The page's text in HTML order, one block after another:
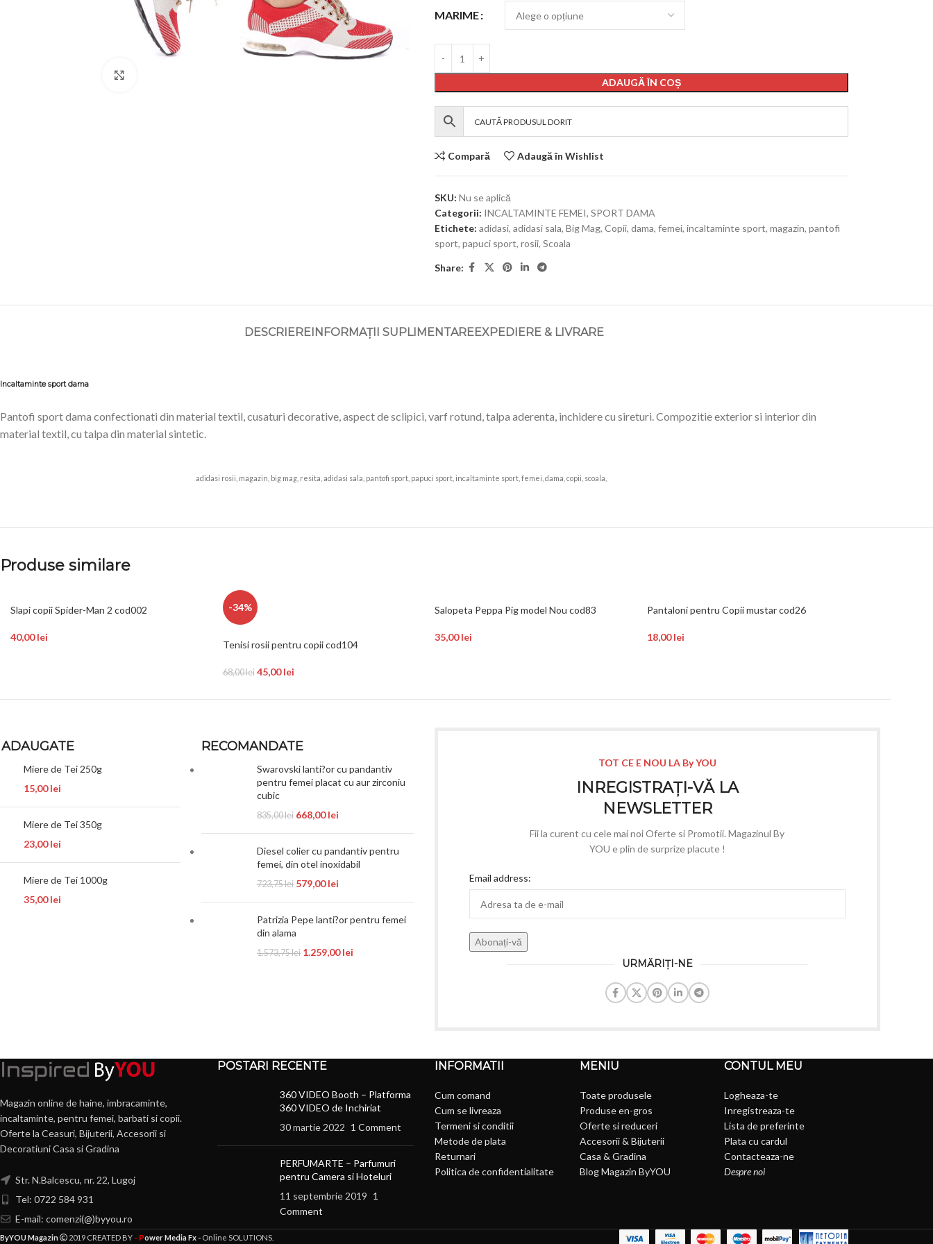
MARIME
ADAUGĂ ÎN COȘ
Compară Adaugă în Wishlist
SKU: Nu se aplică
Categorii: INCALTAMINTE FEMEI, SPORT DAMA
Etichete: adidasi, adidasi sala, Big Mag, Copii, dama, femei, incaltaminte sport, magazin, pantofi
sport, papuci sport, rosii, Scoala
Share:
DESCRIEREINFORMAȚII SUPLIMENTAREEXPEDIERE & LIVRARE
Incaltaminte sport dama
Pantofi sport dama confectionati din material textil, cusaturi decorative, aspect de sclipici, varf rotund, talpa aderenta, inchidere cu sireturi. Compozitie exterior si interior din
material textil, cu talpa din material sintetic.
adidasi rosii, magazin, big mag, resita, adidasi sala, pantofi sport, papuci sport, incaltaminte sport, femei, dama, copii, scoala,
Produse similare
Slapi copii Spider-Man 2 cod002
40,00lei
-34%
Tenisi rosii pentru copii cod104
68,00lei 45,00lei
Salopeta Peppa Pig model Nou cod83
35,00lei
Pantaloni pentru Copii mustar cod26
18,00lei
Miere de Tei 250g
15,00lei
Miere de Tei 350g
23,00lei
Miere de Tei 1000g
35,00lei
RECOMANDATE
Swarovski lanti?or cu pandantiv
pentru femei placat cu aur zirconiu
cubic
835,00lei 668,00lei
Diesel colier cu pandantiv pentru
femei, din otel inoxidabil
723,75lei 579,00lei
Patrizia Pepe lanti?or pentru femei
din alama
1.573,75lei 1.259,00lei
TOT CE E NOU LA By YOU
INREGISTRAȚI-VĂ LA
NEWSLETTER
Fii la curent cu cele mai noi Oferte si Promotii. Magazinul By
YOU e plin de surprize placute !
Email address:
URMĂRIȚI-NE
Magazin online de haine, imbracaminte,
incaltaminte, pentru femei, barbati si copii.
Oferte la Ceasuri, Bijuterii, Accesorii si
Decoratiuni Casa si Gradina
Str. N.Balcescu, nr. 22, Lugoj
Tel: 0722 584 931
E-mail: comenzi(@)byyou.ro
POSTARI RECENTE
360 VIDEO Booth – Platforma
360 VIDEO de Inchiriat
30 martie 2022 1 Comment
PERFUMARTE – Parfumuri
pentru Camera si Hoteluri
11 septembrie 2019 1
Comment
INFORMATII
Cum comand
Cum se livreaza
Termeni si conditii
Metode de plata
Returnari
Politica de confidentialitate
MENIU
Toate produsele
Produse en-gros
Oferte si reduceri
Accesorii & Bijuterii
Casa & Gradina
Blog Magazin ByYOU
CONTUL MEU
Logheaza-te
Inregistreaza-te
Lista de preferinte
Plata cu cardul
Contacteaza-ne
Despre noi
ByYOU Magazin 2019 CREATED BY - Power Media Fx - Online SOLUTIONS.